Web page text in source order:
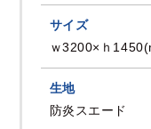
サイズ
ｗ3200×ｈ
生地
防炎スエード